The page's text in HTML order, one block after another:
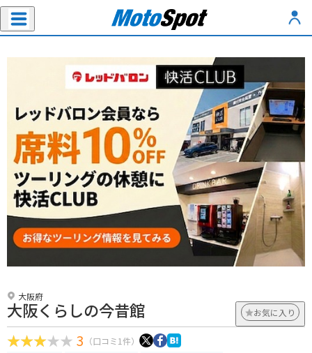
大阪府
大阪くらしの今昔館 お気に入り
3 （口コミ1件）